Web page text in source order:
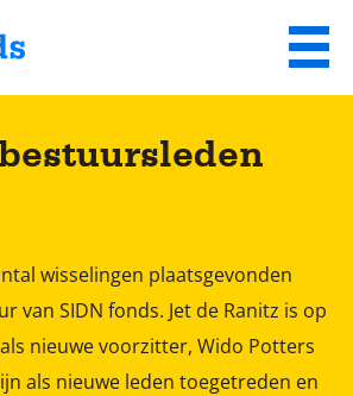
over en ga naar de inhoud
Menu
wisselingen plaatsgevonden
van SIDN fonds. Jet de Ranitz is op
nieuwe voorzitter, Wido Potters
als nieuwe leden toegetreden en